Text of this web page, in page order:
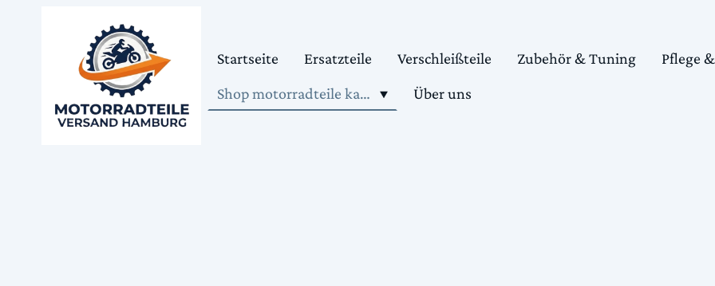
Startseite Ersatzteile Verschleißteile Zubehör & Tuning
Pflege
Shop motorradteile kaufen
Über uns